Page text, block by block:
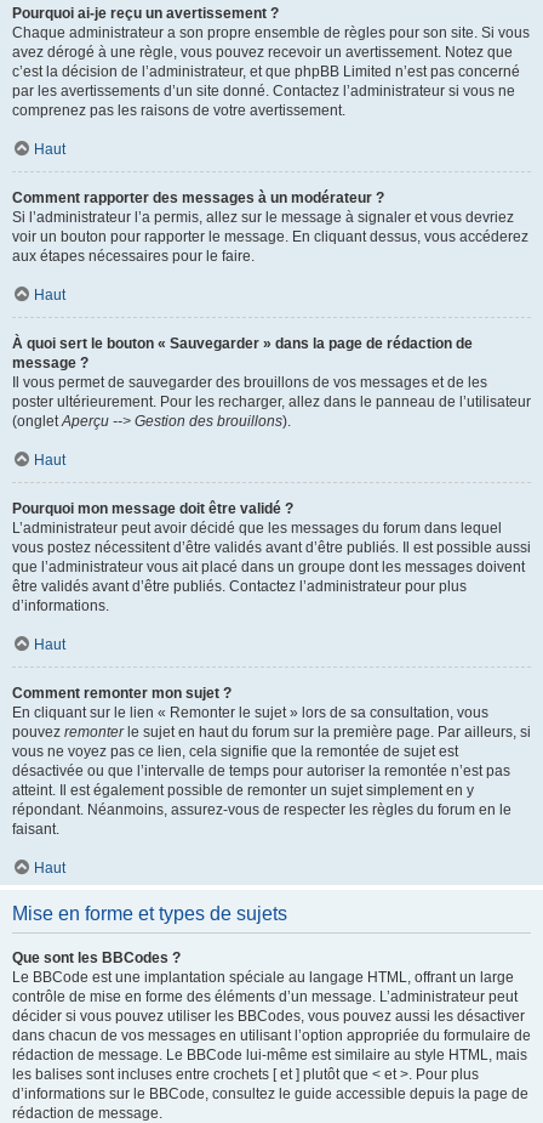
Pourquoi ai-je reçu un avertissement ?
Chaque administrateur a son propre ensemble de règles pour son site. Si vous
avez dérogé à une règle, vous pouvez recevoir un avertissement. Notez que
c’est la décision de l’administrateur, et que phpBB Limited n’est pas concerné
par les avertissements d’un site donné. Contactez l’administrateur si vous ne
comprenez pas les raisons de votre avertissement.
Haut
Comment rapporter des messages à un modérateur ?
Si l’administrateur l’a permis, allez sur le message à signaler et vous devriez
voir un bouton pour rapporter le message. En cliquant dessus, vous accéderez
aux étapes nécessaires pour le faire.
Haut
À quoi sert le bouton « Sauvegarder » dans la page de rédaction de
message ?
Il vous permet de sauvegarder des brouillons de vos messages et de les
poster ultérieurement. Pour les recharger, allez dans le panneau de l’utilisateur
(ongletAperçu --> Gestion des brouillons).
Haut
Pourquoi mon message doit être validé ?
L’administrateur peut avoir décidé que les messages du forum dans lequel
vous postez nécessitent d’être validés avant d’être publiés. Il est possible aussi
que l’administrateur vous ait placé dans un groupe dont les messages doivent
être validés avant d’être publiés. Contactez l’administrateur pour plus
d’informations.
Haut
Comment remonter mon sujet ?
En cliquant sur le lien « Remonter le sujet » lors de sa consultation, vous
pouvez remonterle sujet en haut du forum sur la première page. Par ailleurs, si
vous ne voyez pas ce lien, cela signifie que la remontée de sujet est
désactivée ou que l’intervalle de temps pour autoriser la remontée n’est pas
atteint. Il est également possible de remonter un sujet simplement en y
répondant. Néanmoins, assurez-vous de respecter les règles du forum en le
faisant.
Haut
Mise en forme et types de sujets
Que sont les BBCodes ?
Le BBCode est une implantation spéciale au langage HTML, offrant un large
contrôle de mise en forme des éléments d’un message. L’administrateur peut
décider si vous pouvez utiliser les BBCodes, vous pouvez aussi les désactiver
dans chacun de vos messages en utilisant l’option appropriée du formulaire de
rédaction de message. Le BBCode lui-même est similaire au style HTML, mais
les balises sont incluses entre crochets [ et ] plutôt que < et >. Pour plus
d’informations sur le BBCode, consultez le guide accessible depuis la page de
rédaction de message.